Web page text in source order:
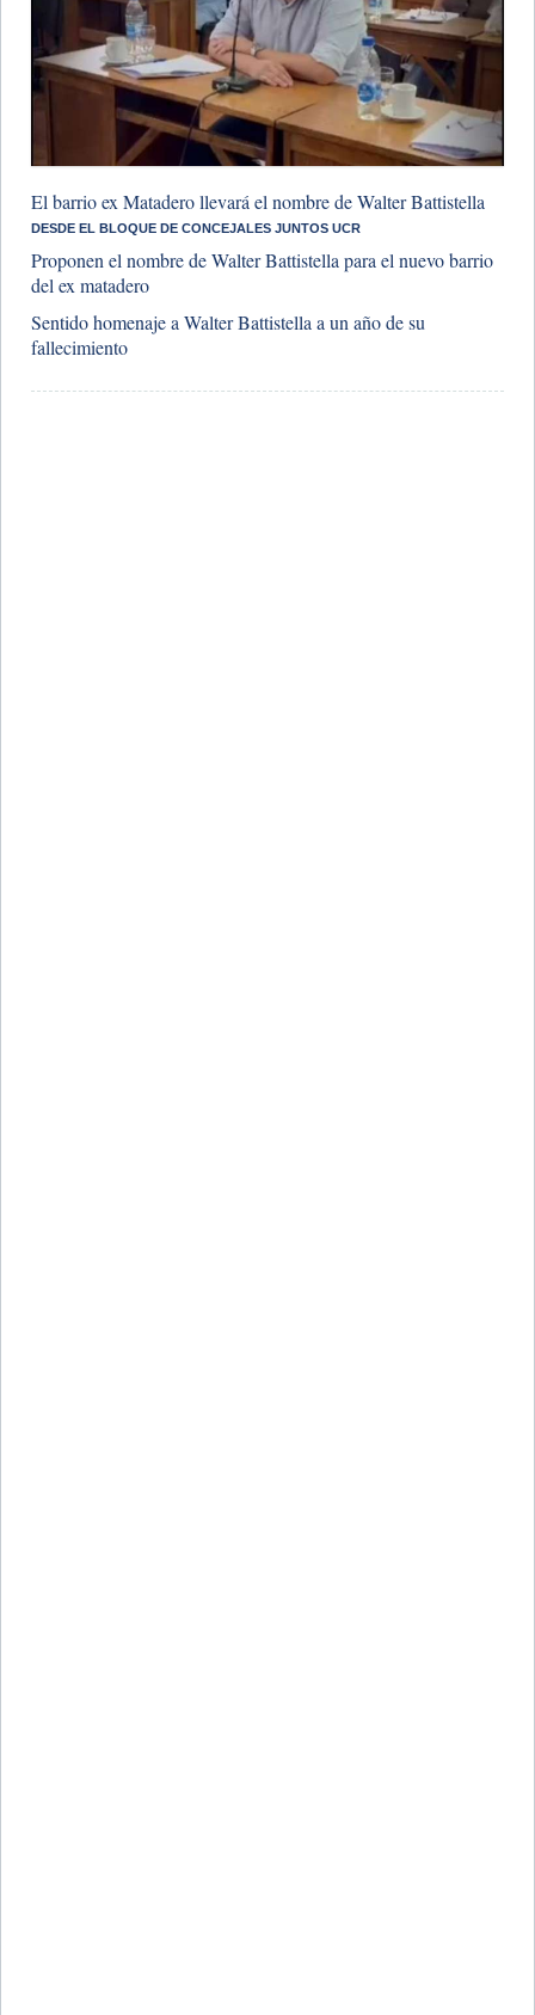
​El barrio ex Matadero llevará el nombre de Walter Battistella
DESDE EL BLOQUE DE CONCEJALES JUNTOS UCR
Proponen el nombre de Walter Battistella para el nuevo barrio
del ex matadero
​Sentido homenaje a Walter Battistella a un año de su
fallecimiento